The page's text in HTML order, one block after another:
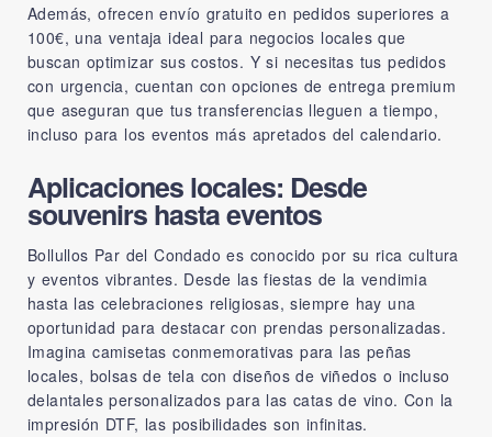
Además, ofrecen envío gratuito en pedidos superiores a
100€, una ventaja ideal para negocios locales que
buscan optimizar sus costos. Y si necesitas tus pedidos
con urgencia, cuentan con opciones de entrega premium
que aseguran que tus transferencias lleguen a tiempo,
incluso para los eventos más apretados del calendario.
Aplicaciones locales: Desde
souvenirs hasta eventos
Bollullos Par del Condado es conocido por su rica cultura
y eventos vibrantes. Desde las fiestas de la vendimia
hasta las celebraciones religiosas, siempre hay una
oportunidad para destacar con prendas personalizadas.
Imagina camisetas conmemorativas para las peñas
locales, bolsas de tela con diseños de viñedos o incluso
delantales personalizados para las catas de vino. Con la
impresión DTF, las posibilidades son infinitas.